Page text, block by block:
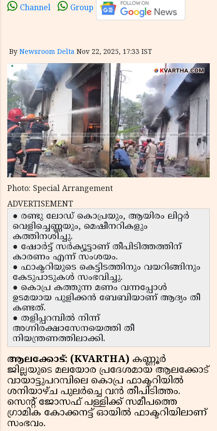
Channel Group
By Newsroom Delta Nov 22, 2025, 17:33 IST
Photo: Special Arrangement
ADVERTISEMENT
● രണ്ടു ലോഡ് കൊപ്രയും, ആയിരം ലിറ്റർ
വെളിച്ചെണ്ണയും, മെഷീനറികളും
കത്തിനശിച്ചു.
● ഷോർട്ട് സർക്യൂട്ടാണ് തീപിടിത്തത്തിന്
കാരണം എന്ന് സംശയം.
● ഫാക്ടറിയുടെ കെട്ടിടത്തിനും വയറിങ്ങിനും
കേടുപാടുകൾ സംഭവിച്ചു.
● കൊപ്ര കത്തുന്ന മണം വന്നപ്പോൾ
ഉടമയായ പുളിക്കൻ ബേബിയാണ് ആദ്യം തീ
കണ്ടത്.
● തളിപ്പറമ്പിൽ നിന്ന്
അഗ്നിരക്ഷാസേനയെത്തി തീ
നിയന്ത്രണത്തിലാക്കി.
ആലക്കോട്: (KVARTHA) കണ്ണൂർ
ജില്ലയുടെ മലയോര പ്രദേശമായ ആലക്കോട്
വായാട്ടുപറമ്പിലെ കൊപ്ര ഫാക്ടറിയിൽ
ശനിയാഴ്ച പുലർച്ചെ വൻ തീപിടിത്തം.
സെന്റ് ജോസഫ് പള്ളിക്ക് സമീപത്തെ
ഗ്രാമിക കോക്കനട്ട് ഓയിൽ ഫാക്ടറിയിലാണ്
സംഭവം.